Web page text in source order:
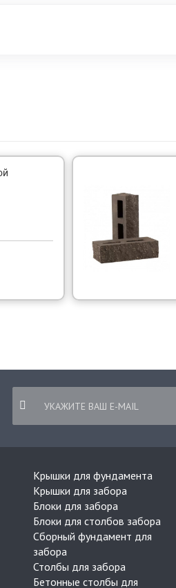
Крышки для фундамента
Крышки для забора
Блоки для забора
Блоки для столбов забора
Сборный фундамент для
забора
Столбы для забора
Бетонные столбы для